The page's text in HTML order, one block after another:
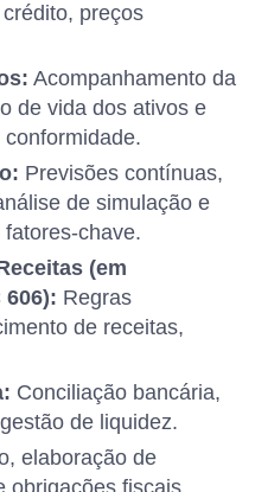
preços
Acompanhamento da
de vida dos ativos e
Previsões contínuas,
de simulação e
chave.
(em
Regras
de receitas,
Conciliação bancária,
de liquidez.
elaboração de
obrigações fiscais